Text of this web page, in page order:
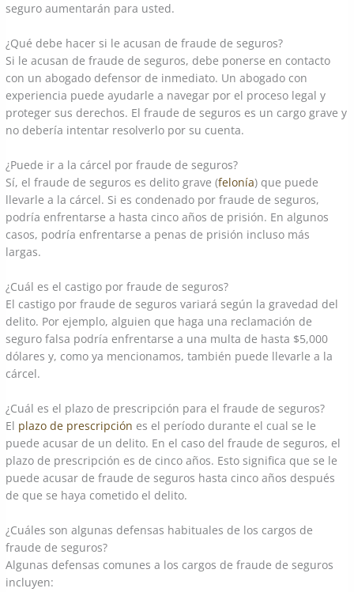
seguro aumentarán para usted.
¿Qué debe hacer si le acusan de fraude de seguros?
Si le acusan de fraude de seguros, debe ponerse en contacto
con un abogado defensor de inmediato. Un abogado con
experiencia puede ayudarle a navegar por el proceso legal y
proteger sus derechos. El fraude de seguros es un cargo grave y
no debería intentar resolverlo por su cuenta.
¿Puede ir a la cárcel por fraude de seguros?
Sí, el fraude de seguros es delito grave (felonía) que puede
llevarle a la cárcel. Si es condenado por fraude de seguros,
podría enfrentarse a hasta cinco años de prisión. En algunos
casos, podría enfrentarse a penas de prisión incluso más
largas.
¿Cuál es el castigo por fraude de seguros?
El castigo por fraude de seguros variará según la gravedad del
delito. Por ejemplo, alguien que haga una reclamación de
seguro falsa podría enfrentarse a una multa de hasta $5,000
dólares y, como ya mencionamos, también puede llevarle a la
cárcel.
¿Cuál es el plazo de prescripción para el fraude de seguros?
El plazo de prescripción es el período durante el cual se le
puede acusar de un delito. En el caso del fraude de seguros, el
plazo de prescripción es de cinco años. Esto significa que se le
puede acusar de fraude de seguros hasta cinco años después
de que se haya cometido el delito.
¿Cuáles son algunas defensas habituales de los cargos de
fraude de seguros?
Algunas defensas comunes a los cargos de fraude de seguros
incluyen: